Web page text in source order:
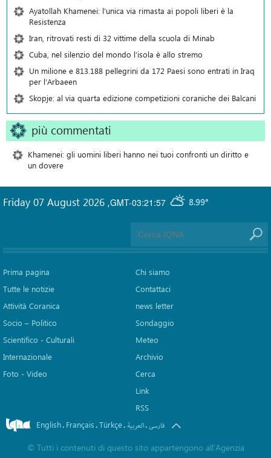
Ayatollah Khamenei: l’unica via rimasta ai popoli liberi è la
Resistenza
Iran, ritrovati resti di 32 vittime della scuola di Minab
Cuba, nel silenzio del mondo l’isola è allo stremo
Un milione e 813.188 pellegrini da 172 Paesi sono entrati in Iraq
per l’Arbaeen
Skopje: al via quarta edizione competizioni coraniche dei Balcani
più commentati
Khamenei: gli uomini liberi hanno nei tuoi confronti un diritto e
un dovere
GMT-03:21:57 8.99°
Friday 07 August 2026 ,
Prima pagina
Tutte le notizie
Attività Coranica
Socio – Politico
Scientifico - Culturali
Internazionale
Foto - Video
Chi siamo
Contattaci
news letter
Sondaggio
Meteo
Archivio
Cerca
Link
RSS
English. Français.Türkçe. العربیة.فارسی
© Tutti i contenuti di questo sito appartengono all'Agenzia